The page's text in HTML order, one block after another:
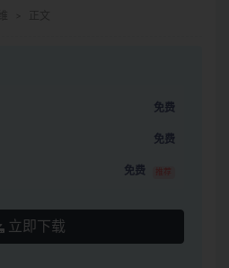
免费
免费
免费 推荐
立即下载